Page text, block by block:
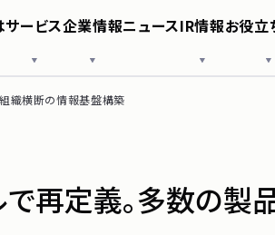
サービス企業情報ニュースIR情報お役立
株式情報
IRガイド
コーポレートガバナンス
SNS公式アカウント
組織横断の情報基盤構築
再定義。多数の